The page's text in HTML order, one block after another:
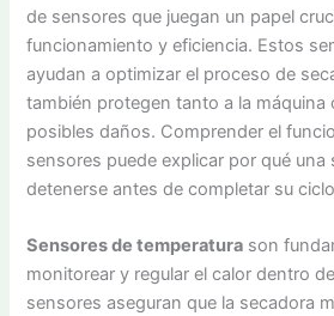
de sensores que juegan un papel
funcionamiento y eficiencia. Estos
ayudan a optimizar el proceso de
también protegen tanto a la máquina
posibles daños. Comprender el
sensores puede explicar por qué una
detenerse antes de completar su
Sensores de temperatura son
monitorear y regular el calor dentro
sensores aseguran que la secadora